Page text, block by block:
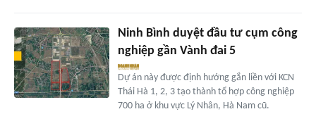
Ninh Bình duyệt đầu tư cụm công
nghiệp gần Vành đai 5
Dự án này được định hướng gắn liền với KCN
Thái Hà 1, 2, 3 tạo thành tổ hợp công nghiệp
700 ha ở khu vực Lý Nhân, Hà Nam cũ.